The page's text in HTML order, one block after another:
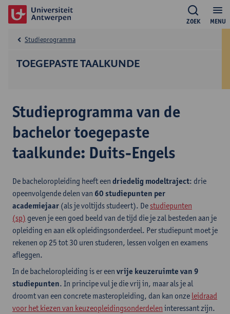
MENU
ZOEK
TOEGEPASTE TAALKUNDE
Studieprogramma
Studieprogramma van de
bachelor toegepaste
taalkunde: Duits-Engels
De bacheloropleiding heeft een driedelig modeltraject: drie
opeenvolgende delen van 60 studiepunten per
academiejaar (als je voltijds studeert). De studiepunten
(sp) geven je een goed beeld van de tijd die je zal besteden aan je
opleiding en aan elk opleidingsonderdeel. Per studiepunt moet je
rekenen op 25 tot 30 uren studeren, lessen volgen en examens
afleggen.
In de bacheloropleiding is er een vrije keuzeruimte van 9
studiepunten. In principe vul je die vrij in, maar als je al
droomt van een concrete masteropleiding, dan kan onze leidraad
voor het kiezen van keuzeopleidingsonderdelen interessant zijn.